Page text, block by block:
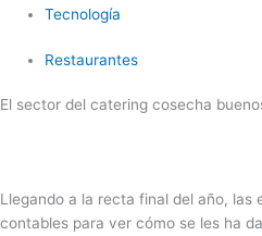
Tecnología
Restaurantes
El sector del catering cosecha
Llegando a la recta final del año, las
contables para ver cómo se les ha